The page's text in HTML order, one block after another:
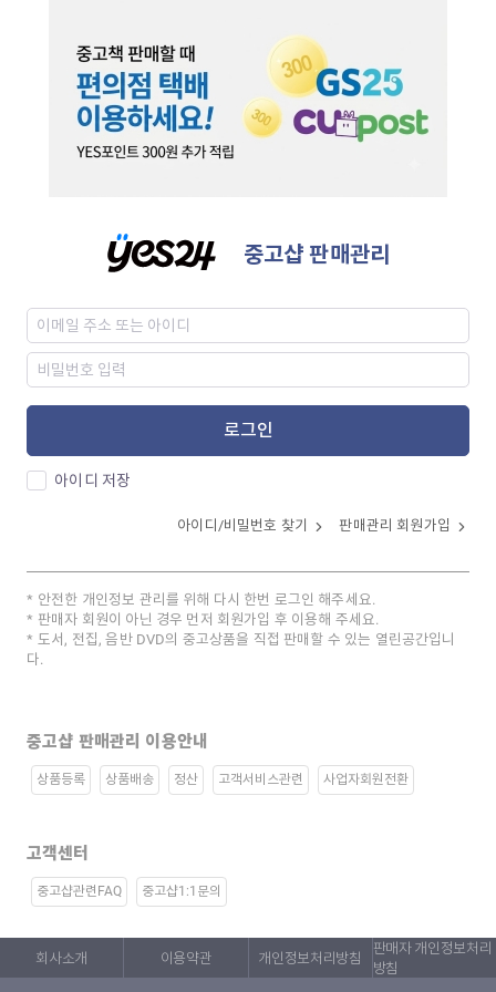
중고샵 판매관리
로그인
아이디 저장
아이디/비밀번호 찾기 판매관리 회원가입
안전한 개인정보 관리를 위해 다시 한번 로그인 해주세요.
판매자 회원이 아닌 경우 먼저 회원가입 후 이용해 주세요.
도서, 전집, 음반 DVD의 중고상품을 직접 판매할 수 있는 열린공간입니
다.
중고샵 판매관리 이용안내
상품등록 상품배송 정산 고객서비스관련 사업자회원전환
고객센터
중고샵관련FAQ 중고샵1:1문의
회사소개 이용약관 개인정보처리방침
판매자 개인정보처리
방침